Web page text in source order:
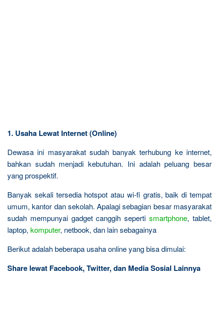
1. Usaha Lewat Internet (Online)
Dewasa ini masyarakat sudah banyak terhubung ke internet,
bahkan sudah menjadi kebutuhan. Ini adalah peluang besar
yang prospektif.
Banyak sekali tersedia hotspot atau wi-fi gratis, baik di tempat
umum, kantor dan sekolah. Apalagi sebagian besar masyarakat
sudah mempunyai gadget canggih sepertismartphone, tablet,
laptop, komputer, netbook, dan lain sebagainya
Berikut adalah beberapa usaha online yang bisa dimulai:
Share lewat Facebook, Twitter, dan Media Sosial Lainnya